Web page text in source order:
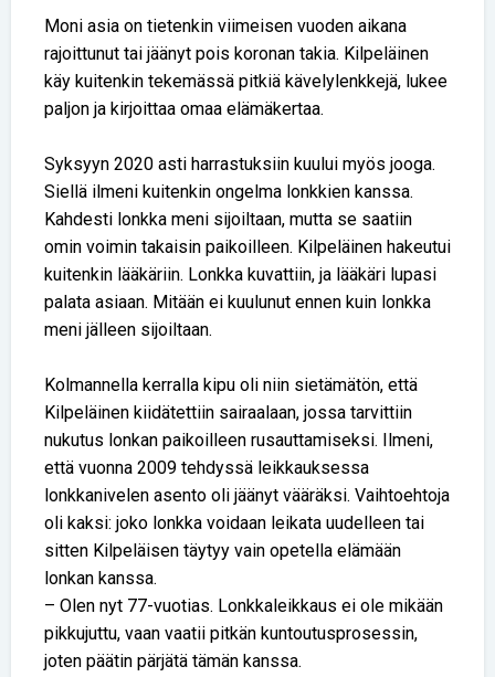
Moni asia on tietenkin viimeisen vuoden aikana
rajoittunut tai jäänyt pois koronan takia. Kilpeläinen
käy kuitenkin tekemässä pitkiä kävelylenkkejä, lukee
paljon ja kirjoittaa omaa elämäkertaa.
Syksyyn 2020 asti harrastuksiin kuului myös jooga.
Siellä ilmeni kuitenkin ongelma lonkkien kanssa.
Kahdesti lonkka meni sijoiltaan, mutta se saatiin
omin voimin takaisin paikoilleen. Kilpeläinen hakeutui
kuitenkin lääkäriin. Lonkka kuvattiin, ja lääkäri lupasi
palata asiaan. Mitään ei kuulunut ennen kuin lonkka
meni jälleen sijoiltaan.
Kolmannella kerralla kipu oli niin sietämätön, että
Kilpeläinen kiidätettiin sairaalaan, jossa tarvittiin
nukutus lonkan paikoilleen rusauttamiseksi. Ilmeni,
että vuonna 2009 tehdyssä leikkauksessa
lonkkanivelen asento oli jäänyt vääräksi. Vaihtoehtoja
oli kaksi: joko lonkka voidaan leikata uudelleen tai
sitten Kilpeläisen täytyy vain opetella elämään
lonkan kanssa.
– Olen nyt 77-vuotias. Lonkkaleikkaus ei ole mikään
pikkujuttu, vaan vaatii pitkän kuntoutusprosessin,
joten päätin pärjätä tämän kanssa.